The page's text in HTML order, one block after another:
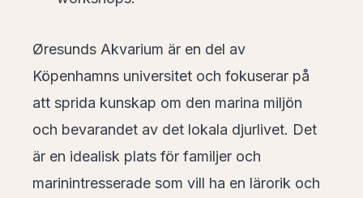
Øresunds Akvarium är en del av
Köpenhamns universitet och fokuserar på
att sprida kunskap om den marina miljön
och bevarandet av det lokala djurlivet. Det
är en idealisk plats för familjer och
marinintresserade som vill ha en lärorik och